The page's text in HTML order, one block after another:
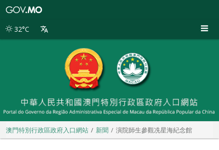
別
32°C
澳門特別行政區政府入口網站 新聞 演院師生參觀冼星海紀念館